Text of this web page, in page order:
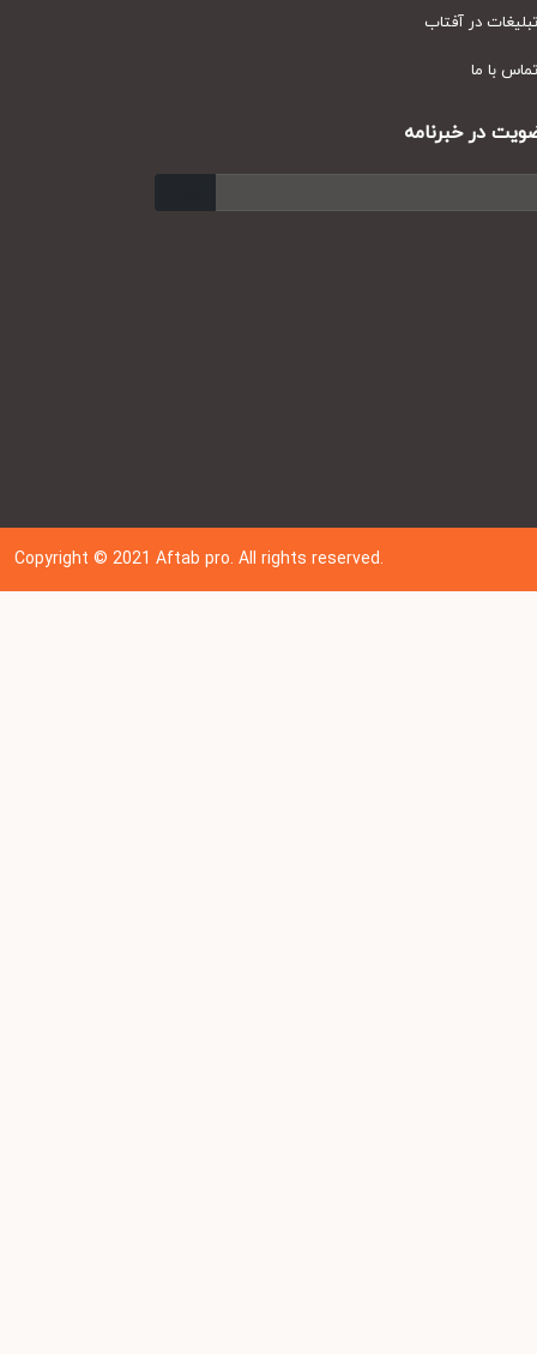
در آفتاب
با ما
در خبرنامه
Copyright © 202 1Aftab pro. All rights reserved.